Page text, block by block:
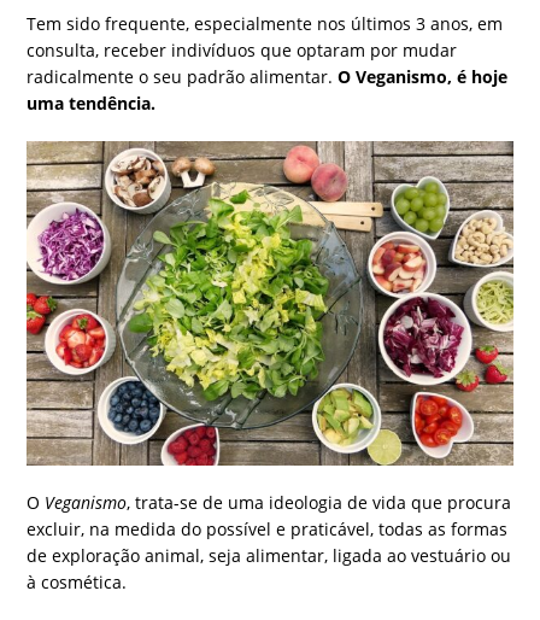
Tem sido frequente, especialmente nos últimos 3 anos, em
consulta, receber indivíduos que optaram por mudar
radicalmente o seu padrão alimentar.O Veganismo, é hoje
uma tendência.
O Veganismo, trata-se de uma ideologia de vida que procura
excluir, na medida do possível e praticável, todas as formas
de exploração animal, seja alimentar, ligada ao vestuário ou
à cosmética.